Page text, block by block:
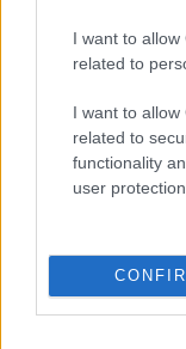
I want to
related to
I want to
related to
functionality
user protection.
metróállomások
M3-as metró